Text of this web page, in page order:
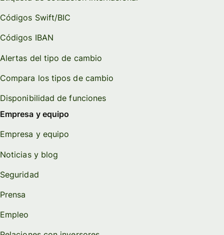
Códigos Swift/BIC
Códigos IBAN
Alertas del tipo de cambio
Compara los tipos de cambio
Disponibilidad de funciones
Empresa y equipo
Empresa y equipo
Noticias y blog
Seguridad
Prensa
Empleo